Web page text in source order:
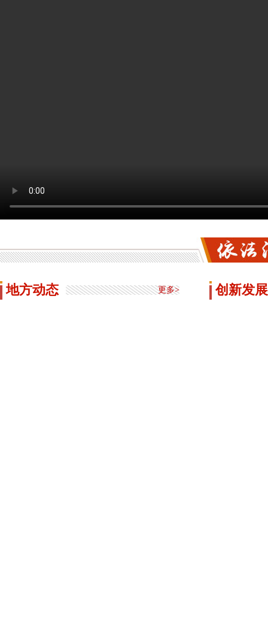
地方动态 更多> 创新发展